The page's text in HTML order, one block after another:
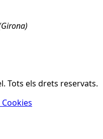
Tots els drets reservats.